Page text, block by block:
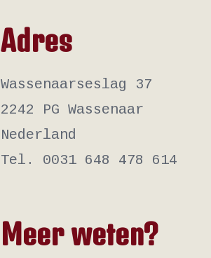
Adres
Wassenaarseslag 37
2242 PG Wassenaar
Nederland
Tel. 0031 648 478 614
Meer weten?